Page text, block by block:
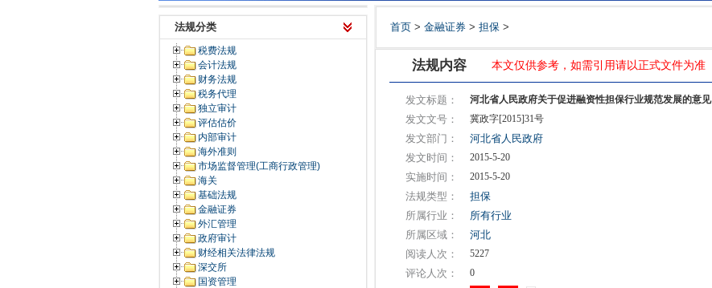
法规分类
税费法规
会计法规
财务法规
税务代理
独立审计
评估估价
内部审计
海外准则
市场监督管理(工商行政管理)
海关
基础法规
金融证券
外汇管理
政府审计
财经相关法律法规
深交所
国资管理
首页 > 金融证券 > 担保 >
法规内容 本文仅供参考，如需引用请以正式文件为准
发文标题： 河北省人民政府关于促进融资性担保行业规范发展的意见
发文文号： 冀政字[2015]31号
发文部门：
河北省人民政府
发文时间：
2015-5-20
实施时间： 2015-5-20
法规类型：
担保
所属行业：
所有行业
所属区域：
河北
阅读人次：
5227
评论人次： 0